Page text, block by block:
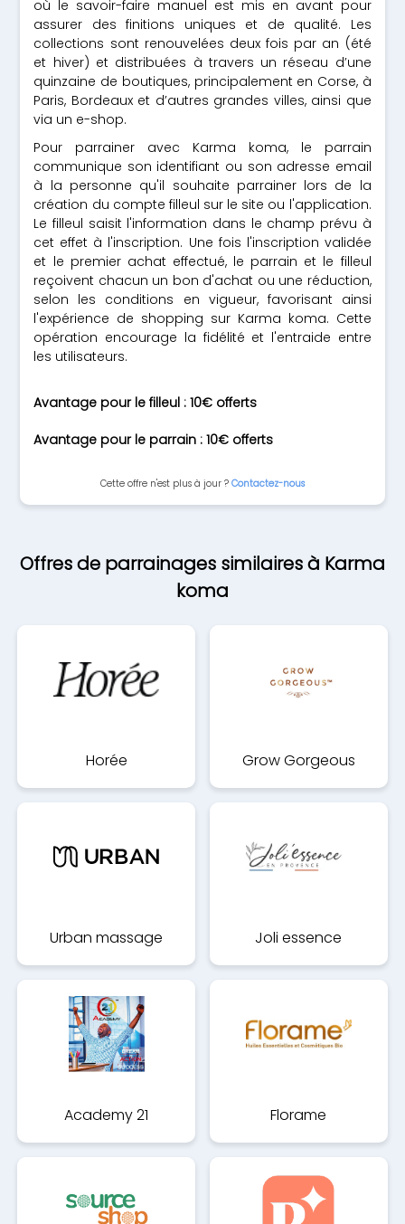
où le savoir-faire manuel est mis en avant pour
assurer des finitions uniques et de qualité. Les
collections sont renouvelées deux fois par an (été
et hiver) et distribuées à travers un réseau d’une
quinzaine de boutiques, principalement en Corse, à
Paris, Bordeaux et d’autres grandes villes, ainsi que
via un e-shop.
Pour parrainer avec Karma koma, le parrain
communique son identifiant ou son adresse email
à la personne qu'il souhaite parrainer lors de la
création du compte filleul sur le site ou l'application.
Le filleul saisit l'information dans le champ prévu à
cet effet à l'inscription. Une fois l'inscription validée
et le premier achat effectué, le parrain et le filleul
reçoivent chacun un bon d'achat ou une réduction,
selon les conditions en vigueur, favorisant ainsi
l'expérience de shopping sur Karma koma. Cette
opération encourage la fidélité et l'entraide entre
les utilisateurs.
Avantage pour le filleul : 10€ offerts
Avantage pour le parrain : 10€ offerts
Cette offre n'est plus à jour ? Contactez-nous
Offres de parrainages similaires à Karma
koma
Horée Grow Gorgeous
Urban massage Joli essence
Academy 21 Florame